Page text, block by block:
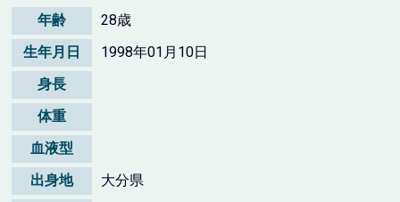
年齢
28歳
生年月日
1998年01月10日
身長
体重
血液型
出身地
大分県